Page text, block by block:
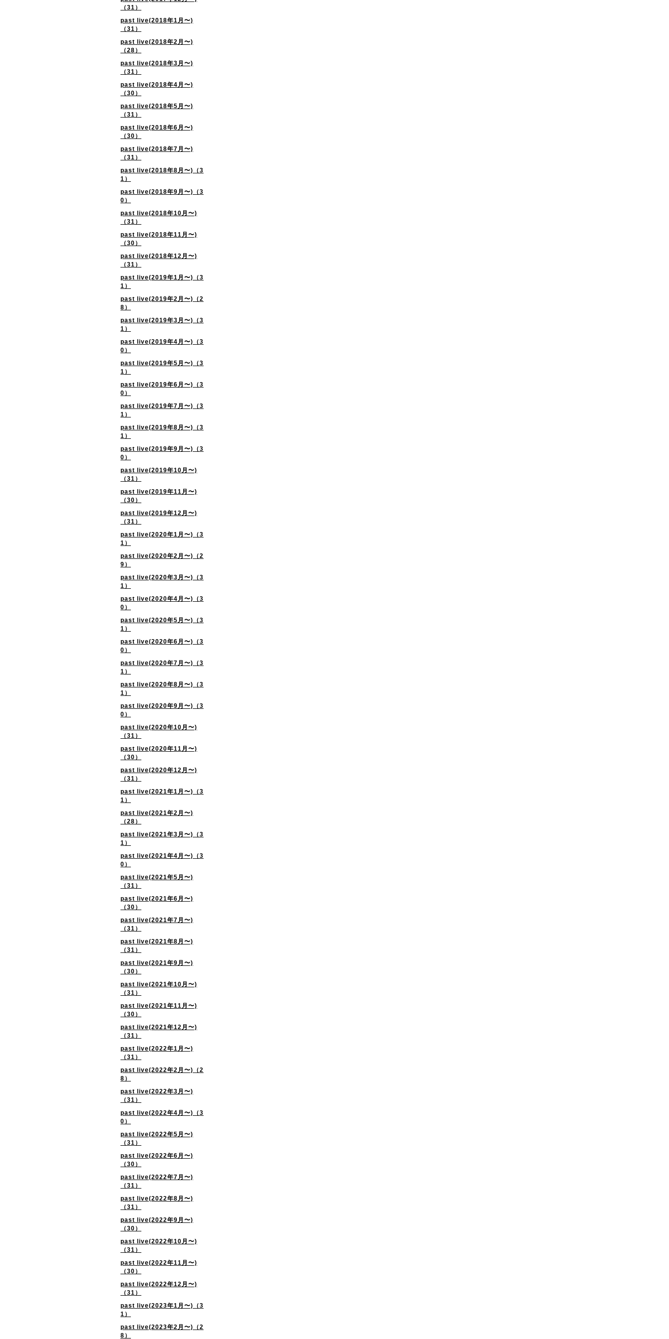
（31）
past live(2018年1月〜)
（31）
past live(2018年2月〜)
（28）
past live(2018年3月〜)
（31）
past live(2018年4月〜)
（30）
past live(2018年5月〜)
（31）
past live(2018年6月〜)
（30）
past live(2018年7月〜)
（31）
past live(2018年8月〜)（3
1）
past live(2018年9月〜)（3
0）
past live(2018年10月〜)
（31）
past live(2018年11月〜)
（30）
past live(2018年12月〜)
（31）
past live(2019年1月〜)（3
1）
past live(2019年2月〜)（2
8）
past live(2019年3月〜)（3
1）
past live(2019年4月〜)（3
0）
past live(2019年5月〜)（3
1）
past live(2019年6月〜)（3
0）
past live(2019年7月〜)（3
1）
past live(2019年8月〜)（3
1）
past live(2019年9月〜)（3
0）
past live(2019年10月〜)
（31）
past live(2019年11月〜)
（30）
past live(2019年12月〜)
（31）
past live(2020年1月〜)（3
1）
past live(2020年2月〜)（2
9）
past live(2020年3月〜)（3
1）
past live(2020年4月〜)（3
0）
past live(2020年5月〜)（3
1）
past live(2020年6月〜)（3
0）
past live(2020年7月〜)（3
1）
past live(2020年8月〜)（3
1）
past live(2020年9月〜)（3
0）
past live(2020年10月〜)
（31）
past live(2020年11月〜)
（30）
past live(2020年12月〜)
（31）
past live(2021年1月〜)（3
1）
past live(2021年2月〜)
（28）
past live(2021年3月〜)（3
1）
past live(2021年4月〜)（3
0）
past live(2021年5月〜)
（31）
past live(2021年6月〜)
（30）
past live(2021年7月〜)
（31）
past live(2021年8月〜)
（31）
past live(2021年9月〜)
（30）
past live(2021年10月〜)
（31）
past live(2021年11月〜)
（30）
past live(2021年12月〜)
（31）
past live(2022年1月〜)
（31）
past live(2022年2月〜)（2
8）
past live(2022年3月〜)
（31）
past live(2022年4月〜)（3
0）
past live(2022年5月〜)
（31）
past live(2022年6月〜)
（30）
past live(2022年7月〜)
（31）
past live(2022年8月〜)
（31）
past live(2022年9月〜)
（30）
past live(2022年10月〜)
（31）
past live(2022年11月〜)
（30）
past live(2022年12月〜)
（31）
past live(2023年1月〜)（3
1）
past live(2023年2月〜)（2
8）